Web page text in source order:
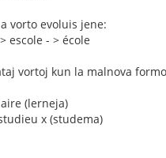
vorto evoluis jene:
escole - > école
vortoj kun la malnova
(lerneja)
x (studema)